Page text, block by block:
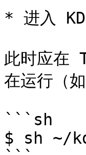
* 进入
此时应在
在运行（
```sh
$ sh ~/